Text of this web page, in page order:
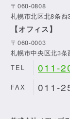
〒060-0808
札幌市北区北8条西
【オフィス】
〒060-0003
札幌市中央区北3
TEL
011-
FAX 011-